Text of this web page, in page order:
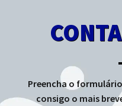
Preencha o
consigo o mais